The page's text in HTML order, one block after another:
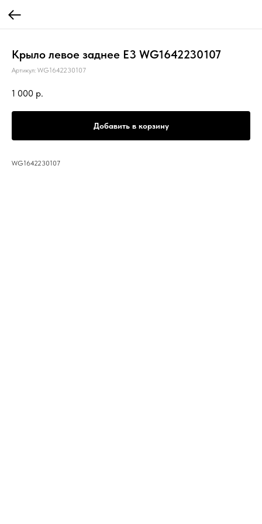
Крыло левое заднее Е3 WG1642230107
Артикул: WG1642230107
1 000 р.
Добавить в корзину
WG1642230107